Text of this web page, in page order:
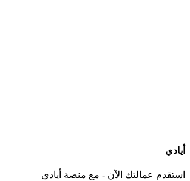
أيادي
استقدم عمالتك الآن - مع منصة أيادي